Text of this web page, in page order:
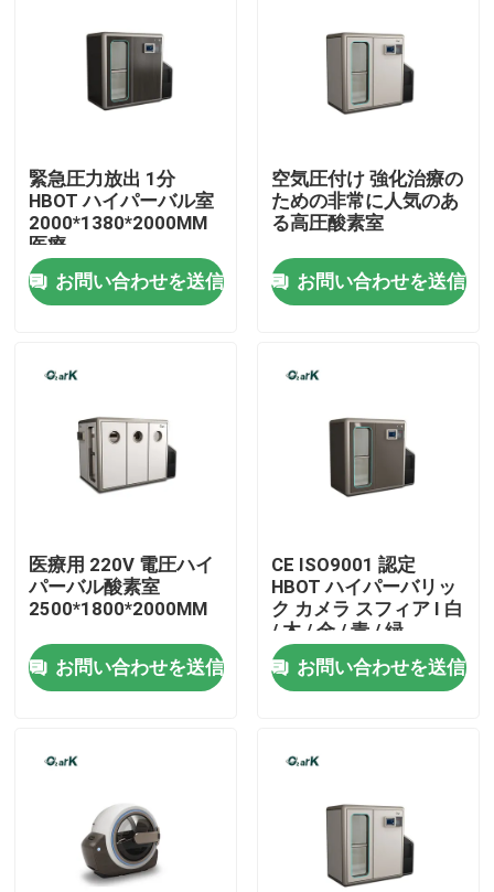
家
私達について
品質管理
引用を要求しなさい
高圧酸素室の鉱泉
逆の老化する高圧酸素室
緊急圧力放出 1分
HBOT ハイパーバル室
2000*1380*2000MM
医療
お問い合わせを送信
空気圧付け 強化治療の
ための非常に人気のあ
る高圧酸素室
お問い合わせを送信
医療用 220V 電圧ハイ
パーバル酸素室
2500*1800*2000MM
お問い合わせを送信
CE ISO9001 認定
HBOT ハイパーバリッ
ク カメラ スフィア I 白
/ 木 / 金 / 青 / 緑
お問い合わせを送信